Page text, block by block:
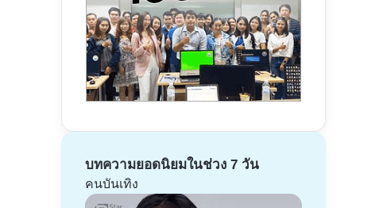
บทความยอดนิยมในช่วง 7 วัน
คนบันเทิง